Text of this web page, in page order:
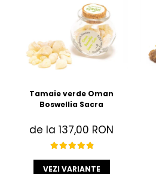
Tamaie verde Oman
Boswellia Sacra
de la 137,00 RON
VEZI VARIANTE